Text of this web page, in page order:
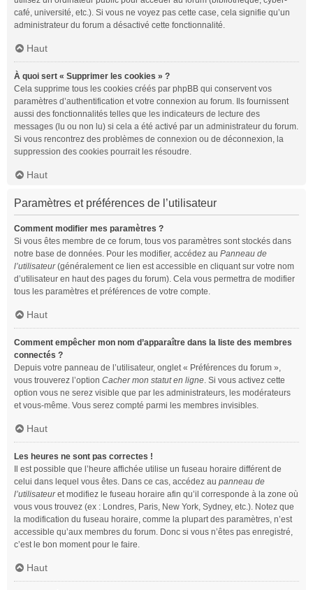
café, université, etc.). Si vous ne voyez pas cette case, cela signifie qu’un
administrateur du forum a désactivé cette fonctionnalité.
Haut
À quoi sert « Supprimer les cookies » ?
Cela supprime tous les cookies créés par phpBB qui conservent vos
paramètres d’authentification et votre connexion au forum. Ils fournissent
aussi des fonctionnalités telles que les indicateurs de lecture des
messages (lu ou non lu) si cela a été activé par un administrateur du forum.
Si vous rencontrez des problèmes de connexion ou de déconnexion, la
suppression des cookies pourrait les résoudre.
Haut
Paramètres et préférences de l’utilisateur
Comment modifier mes paramètres ?
Si vous êtes membre de ce forum, tous vos paramètres sont stockés dans
notre base de données. Pour les modifier, accédez au Panneau de
l’utilisateur(généralement ce lien est accessible en cliquant sur votre nom
d’utilisateur en haut des pages du forum). Cela vous permettra de modifier
tous les paramètres et préférences de votre compte.
Haut
Comment empêcher mon nom d’apparaître dans la liste des membres
connectés ?
Depuis votre panneau de l’utilisateur, onglet « Préférences du forum »,
vous trouverez l’option Cacher mon statut en ligne. Si vous activez cette
option vous ne serez visible que par les administrateurs, les modérateurs
et vous-même. Vous serez compté parmi les membres invisibles.
Haut
Les heures ne sont pas correctes !
Il est possible que l’heure affichée utilise un fuseau horaire différent de
celui dans lequel vous êtes. Dans ce cas, accédez au panneau de
l’utilisateuret modifiez le fuseau horaire afin qu’il corresponde à la zone où
vous vous trouvez (ex : Londres, Paris, New York, Sydney, etc.). Notez que
la modification du fuseau horaire, comme la plupart des paramètres, n’est
accessible qu’aux membres du forum. Donc si vous n’êtes pas enregistré,
c’est le bon moment pour le faire.
Haut